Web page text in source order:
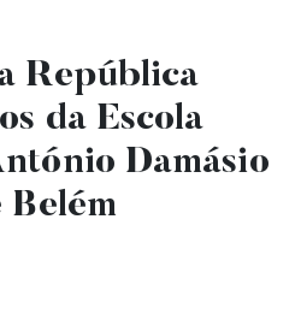
República
da Escola
Damásio
Belém